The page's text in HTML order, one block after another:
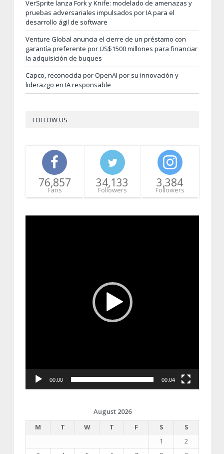
VerSprite lanza Fork y Knife: modelado de amenazas y
pruebas adversariales impulsados por IA para el
desarrollo ágil de software
Venture Global anuncia el cierre de un préstamo con
garantía preferente por US$1500 millones para financiar
la adquisición de buques
Capco, reconocida por OpenAI por su innovación y
liderazgo en IA responsable
FOLLOW US
76,857
Fans
34,133
Followers
3,384
Followers
00:00 00:04
August 2026
M
T W T F S
S
1
2